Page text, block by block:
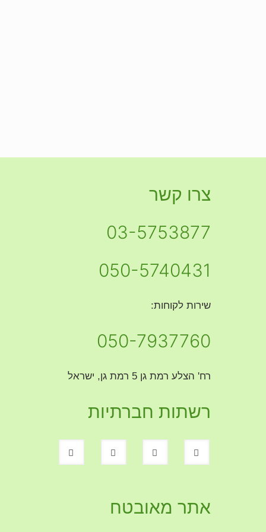
צרו קשר
03-5753877
050-5740431
שירות לקוחות:
050-7937760
רח' הצלע רמת גן 5 רמת גן, ישראל
רשתות חברתיות
אתר מאובטח